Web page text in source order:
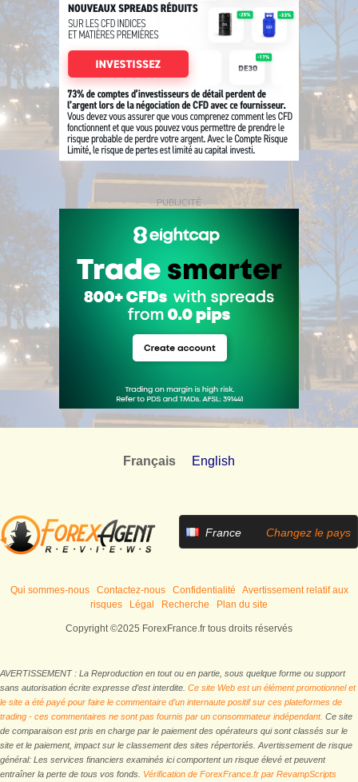
PUBLICITÉ
Français English
France Changez le pays
Qui sommes-nous Contactez-nous Confidentialité
Avertissement relatif aux
risques
Légal Recherche Plan du site
Copyright ©2025 ForexFrance.fr tous droits réservés
AVERTISSEMENT : La Reproduction en tout ou en partie, sous quelque forme ou support
sans autorisation écrite expresse d’est interdite. Ce site Web est un élément promotionnel et
le site a été payé pour faire le commentaire d’un internaute positif sur ces plateformes de
trading - ces commentaires ne sont pas fournis par un consommateur indépendant. Ce site
de comparaison est pris en charge par le paiement des opérateurs qui sont classés sur le
site et le paiement, impact sur le classement des sites répertoriés. Avertissement de risque
général: Les services financiers examinés ici comportent un risque élevé et peuvent
entraîner la perte de tous vos fonds. Vérification de ForexFrance.fr par RevampScripts